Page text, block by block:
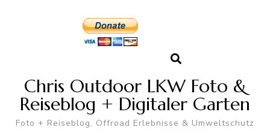
Chris Outdoor LKW Foto &
Reiseblog + Digitaler Garten
Foto + Reiseblog, Offroad Erlebnisse & Umweltschutz